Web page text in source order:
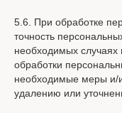
5.6. При обработке
точность
необходимых случаях
обработки
необходимые меры и/
удалению или